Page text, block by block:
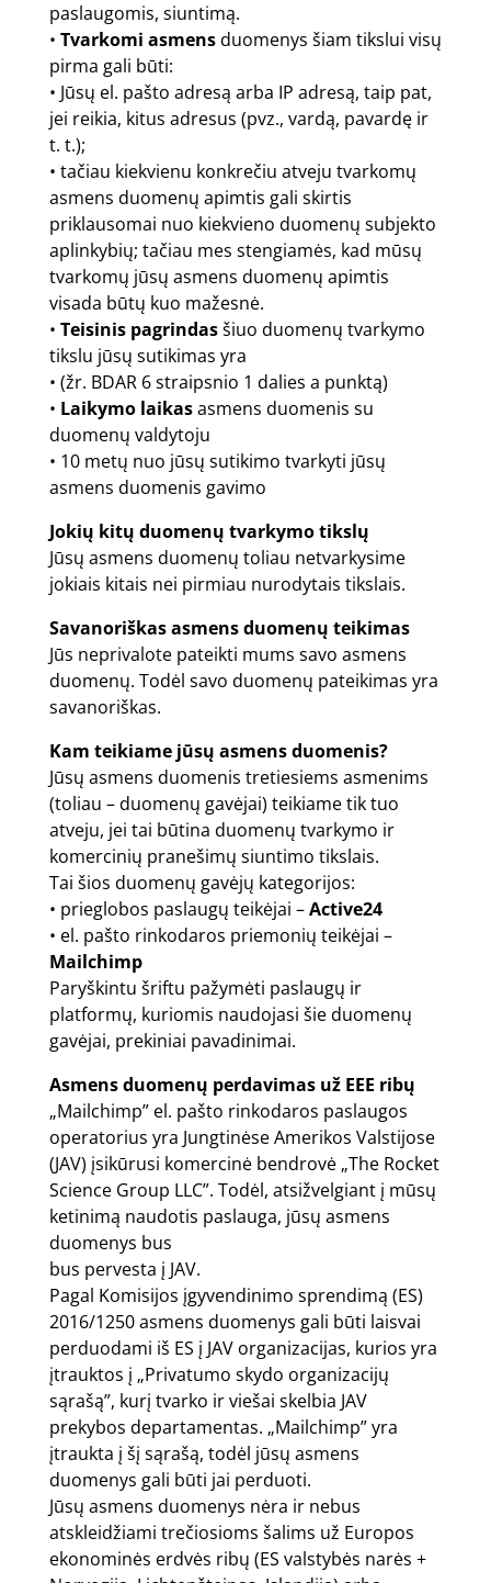
paslaugomis, siuntimą.
• Tvarkomi asmensduomenys šiam tikslui visų
pirma gali būti:
• Jūsų el. pašto adresą arba IP adresą, taip pat,
jei reikia, kitus adresus (pvz., vardą, pavardę ir
t. t.);
• tačiau kiekvienu konkrečiu atveju tvarkomų
asmens duomenų apimtis gali skirtis
priklausomai nuo kiekvieno duomenų subjekto
aplinkybių; tačiau mes stengiamės, kad mūsų
tvarkomų jūsų asmens duomenų apimtis
visada būtų kuo mažesnė.
• Teisinis pagrindasšiuo duomenų tvarkymo
tikslu jūsų sutikimas yra
• (žr. BDAR 6 straipsnio 1 dalies a punktą)
• Laikymo laikasasmens duomenis su
duomenų valdytoju
• 10 metų nuo jūsų sutikimo tvarkyti jūsų
asmens duomenis gavimo
Jokių kitų duomenų tvarkymo tikslų
Jūsų asmens duomenų toliau netvarkysime
jokiais kitais nei pirmiau nurodytais tikslais.
Savanoriškas asmens duomenų teikimas
Jūs neprivalote pateikti mums savo asmens
duomenų. Todėl savo duomenų pateikimas yra
savanoriškas.
Kam teikiame jūsų asmens duomenis?
Jūsų asmens duomenis tretiesiems asmenims
(toliau – duomenų gavėjai) teikiame tik tuo
atveju, jei tai būtina duomenų tvarkymo ir
komercinių pranešimų siuntimo tikslais.
Tai šios duomenų gavėjų kategorijos:
• prieglobos paslaugų teikėjai –Active24
• el. pašto rinkodaros priemonių teikėjai –
Mailchimp
Paryškintu šriftu pažymėti paslaugų ir
platformų, kuriomis naudojasi šie duomenų
gavėjai, prekiniai pavadinimai.
Asmens duomenų perdavimas už EEE ribų
„Mailchimp” el. pašto rinkodaros paslaugos
operatorius yra Jungtinėse Amerikos Valstijose
(JAV) įsikūrusi komercinė bendrovė „The Rocket
Science Group LLC”. Todėl, atsižvelgiant į mūsų
ketinimą naudotis paslauga, jūsų asmens
duomenys bus
bus pervesta į JAV.
Pagal Komisijos įgyvendinimo sprendimą (ES)
2016/1250 asmens duomenys gali būti laisvai
perduodami iš ES į JAV organizacijas, kurios yra
įtrauktos į „Privatumo skydo organizacijų
sąrašą”, kurį tvarko ir viešai skelbia JAV
prekybos departamentas. „Mailchimp” yra
įtraukta į šį sąrašą, todėl jūsų asmens
duomenys gali būti jai perduoti.
Jūsų asmens duomenys nėra ir nebus
atskleidžiami trečiosioms šalims už Europos
ekonominės erdvės ribų (ES valstybės narės +